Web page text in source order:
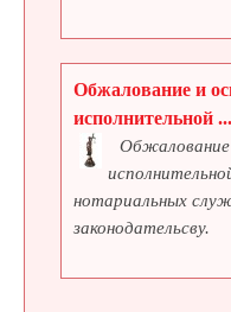
Обжалование и
исполнительной ...
Обжалование
нотариальных
законодательсву.